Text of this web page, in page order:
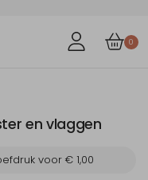
0
en vlaggen
voor € 1,00